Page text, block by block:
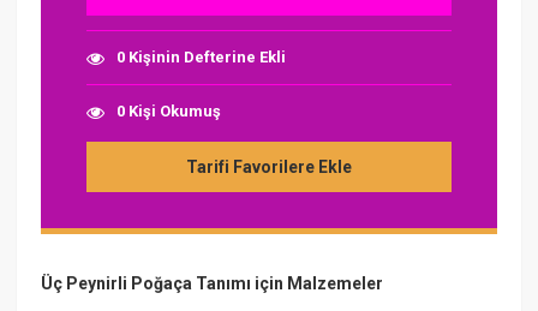
0 Kişinin Defterine Ekli
0 Kişi Okumuş
Tarifi Favorilere Ekle
Üç Peynirli Poğaça Tanımı için Malzemeler